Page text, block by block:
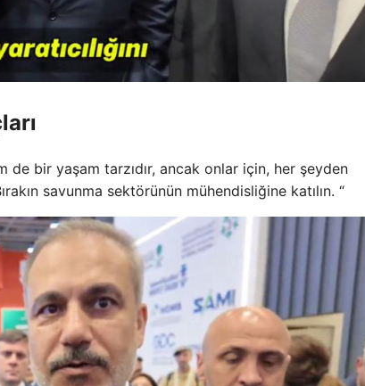
de bir yaşam tarzıdır, ancak onlar için, her şeyden
savunma sektörünün mühendisliğine katılın. “